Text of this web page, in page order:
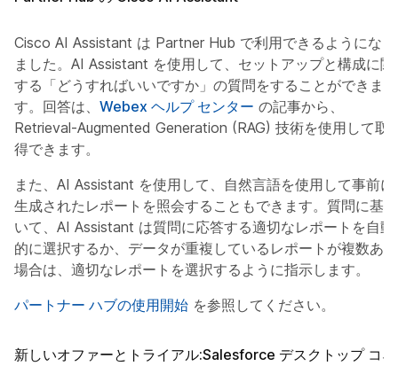
Cisco AI Assistant は Partner Hub で利用できるようになり
ました。AI Assistant を使用して、セットアップと構成に関
する「どうすればいいですか」の質問をすることができま
す。回答は、 Webex ヘルプ センター の記事から、
Retrieval-Augmented Generation (RAG) 技術を使用して取
得できます。
また、AI Assistant を使用して、自然言語を使用して事前に
生成されたレポートを照会することもできます。質問に基づ
いて、AI Assistant は質問に応答する適切なレポートを自動
的に選択するか、データが重複しているレポートが複数ある
場合は、適切なレポートを選択するように指示します。
パートナー ハブの使用開始 を参照してください。
新しいオファーとトライアル:Salesforce デスクトップ コネ